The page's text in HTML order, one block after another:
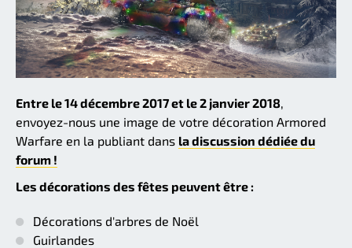
Entre le 14 décembre 2017 et le 2 janvier 2018
envoyez-nous une image de votre décoration Armored
Warfare en la publiant dans la discussion dédiée du
forum !
Les décorations des fêtes peuvent être :
Décorations d'arbres de Noël
Guirlandes